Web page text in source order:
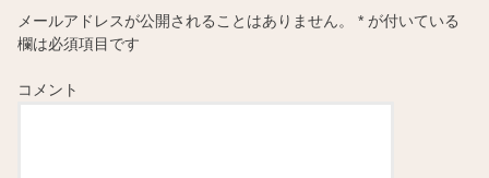
メールアドレスが公開されることはありません。 * が付いている
欄は必須項目です
コメント